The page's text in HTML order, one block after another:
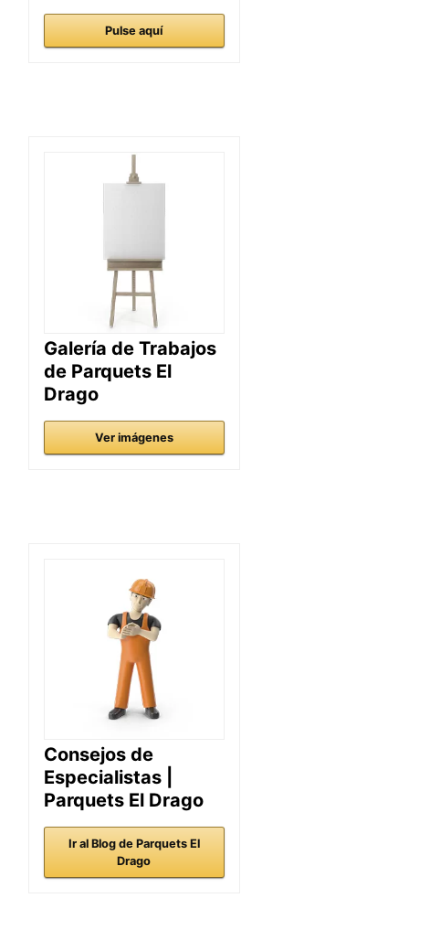
Pulse aquí
Galería de Trabajos
de Parquets El
Drago
Ver imágenes
Consejos de
Especialistas |
Parquets El Drago
Ir al Blog de Parquets El
Drago